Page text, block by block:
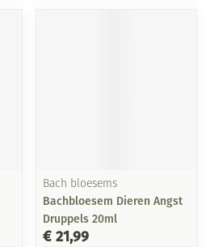
Bach bloesems
Bachbloesem Dieren Angst
Druppels 20ml
€ 21,99